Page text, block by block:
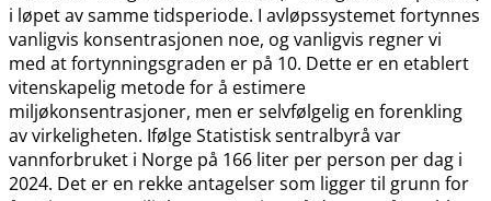
i løpet av samme tidsperiode. I avløpssystemet fortynnes
vanligvis konsentrasjonen noe, og vanligvis regner vi
med at fortynningsgraden er på 10. Dette er en etablert
vitenskapelig metode for å estimere
miljøkonsentrasjoner, men er selvfølgelig en forenkling
av virkeligheten. Ifølge Statistisk sentralbyrå var
vannforbruket i Norge på 166 liter per person per dag i
2024. Det er en rekke antagelser som ligger til grunn for